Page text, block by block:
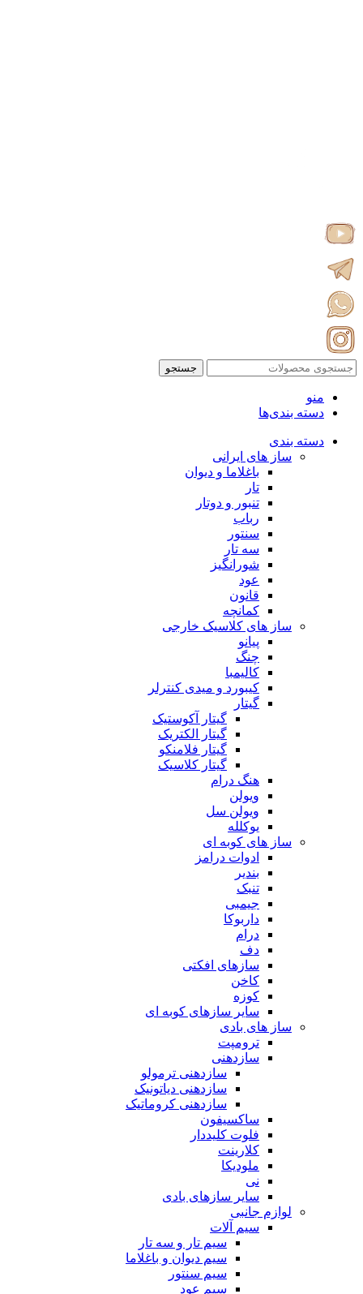
جستجو
منو
دسته بندی‌ها
دسته بندی
ساز های ایرانی
باغلاما و دیوان
تار
تنبور و دوتار
رباب
سنتور
سه تار
شورانگیز
عود
قانون
کمانچه
ساز های کلاسیک خارجی
پیانو
چنگ
کالیمبا
کیبورد و میدی کنترلر
گیتار
گیتار آکوستیک
گیتار الکتریک
گیتار فلامنکو
گیتار کلاسیک
هنگ درام
ویولن
ویولن سل
یوکلله
ساز های کوبه ای
ادوات درامز
بندیر
تنبک
جیمبی
داربوکا
درام
دف
سازهای افکتی
کاخن
کوزه
سایر سازهای کوبه ای
ساز های بادی
ترومپت
سازدهنی
سازدهنی ترمولو
سازدهنی دیاتونیک
سازدهنی کروماتیک
ساکسیفون
فلوت کلیددار
کلارینت
ملودیکا
نی
سایر سازهای بادی
لوازم جانبی
سیم آلات
سیم تار و سه تار
سیم دیوان و باغلاما
سیم سنتور
سیم عود